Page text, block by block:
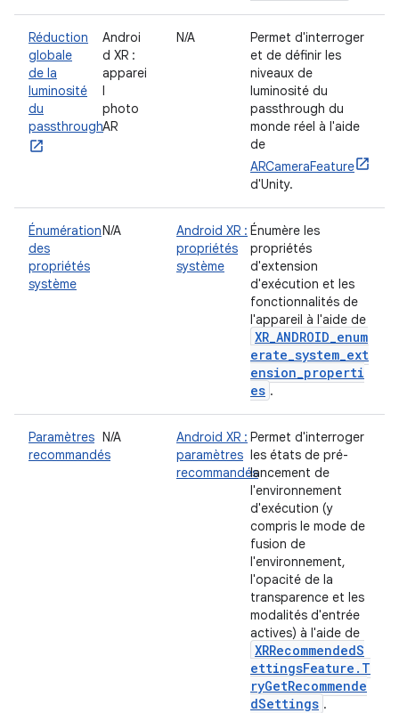
Réduction
globale
de la
luminosité
du
passthrough
Androi
d XR :
apparei
l
photo
AR
N/A
Permet d'interroger
et de définir les
niveaux de
luminosité du
passthrough du
monde réel à l'aide
de
ARCameraFeature
d'Unity.
Énumération
des
propriétés
système
N/A
Android XR :
propriétés
système
Énumère les
propriétés
d'extension
d'exécution et les
fonctionnalités de
l'appareil à l'aide de
XR_ANDROID_enum
erate_system_ext
ension_properti
es .
Paramètres
recommandés
N/A
Android XR :
paramètres
recommandés
Permet d'interroger
les états de pré-
lancement de
l'environnement
d'exécution (y
compris le mode de
fusion de
l'environnement,
l'opacité de la
transparence et les
modalités d'entrée
actives) à l'aide de
XRRecommendedS
ettingsFeature.T
ryGetRecommende
dSettings .